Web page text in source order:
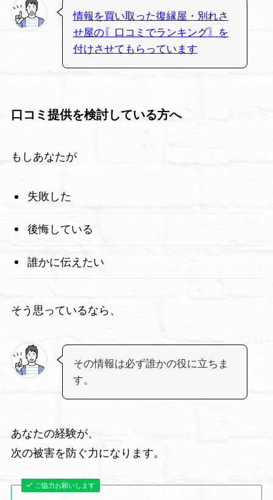
情報を買い取った復縁屋・別れさ
せ屋の〖口コミでランキング〗を
付けさせてもらっています
口コミ提供を検討している方へ
もしあなたが
失敗した
後悔している
誰かに伝えたい
そう思っているなら、
その情報は必ず誰かの役に立ちま
す。
あなたの経験が、
次の被害を防ぐ力になります。
ご協力お願いします